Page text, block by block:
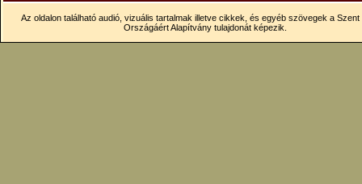
Az oldalon található audió, vizuális tartalmak illetve cikkek, és egyéb szövegek a Szent
Országáért Alapítvány tulajdonát képezik.